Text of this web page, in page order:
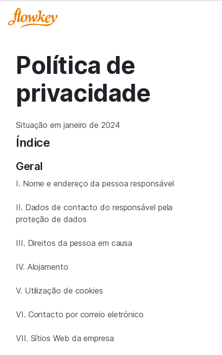
Política de
privacidade
Situação em janeiro de 2024
Índice
Geral
I. Nome e endereço da pessoa responsável
II. Dados de contacto do responsável pela
proteção de dados
III. Direitos da pessoa em causa
IV. Alojamento
V. Utilização de cookies
VI. Contacto por correio eletrónico
VII. Sítios Web da empresa